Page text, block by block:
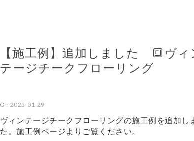
【施工例】追加しました 🔳ヴィ
テージチークフローリング
On 2025-01-29
ヴィンテージチークフローリングの施工例を追加し
た。施工例ページよりご覧ください。